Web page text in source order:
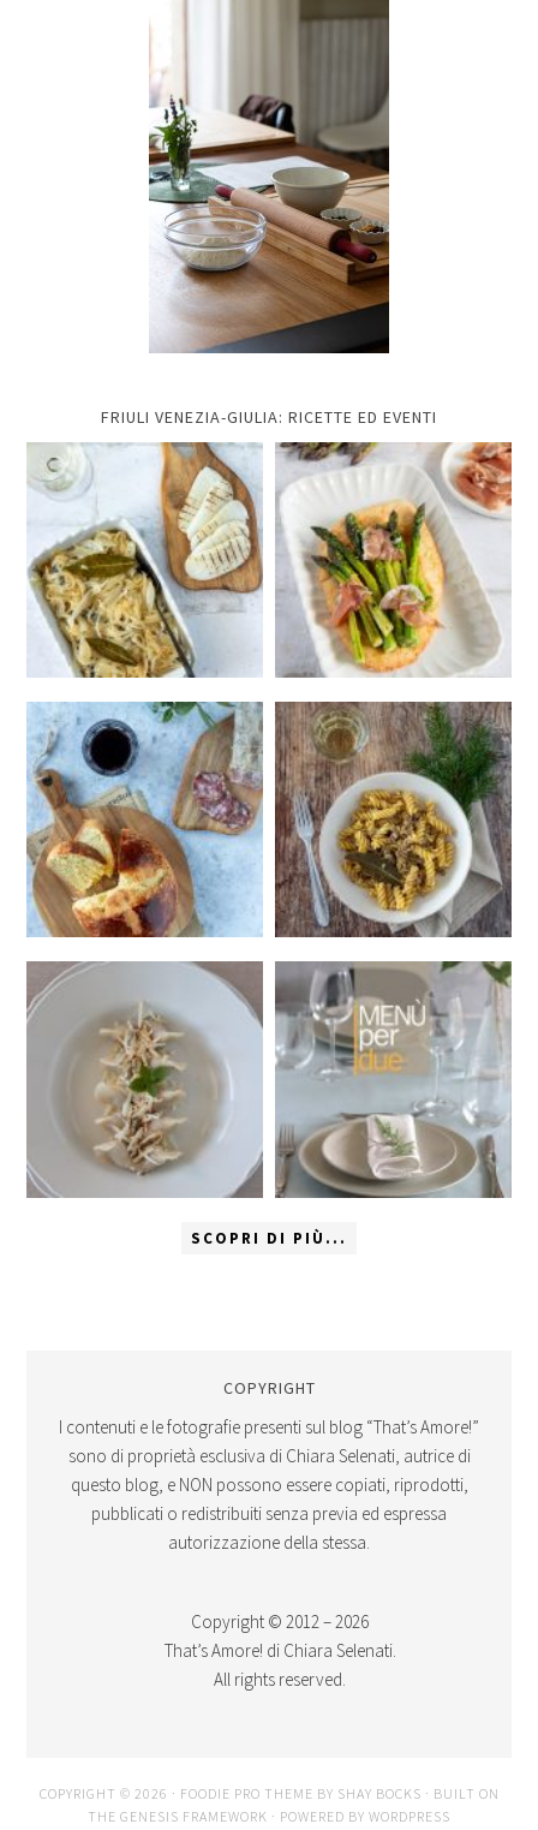
FRIULI VENEZIA-GIULIA: RICETTE ED EVENTI
SCOPRI DI PIÙ...
COPYRIGHT
I contenuti e le fotografie presenti sul blog “That’s Amore!”
sono di proprietà esclusiva di Chiara Selenati, autrice di
questo blog, e NON possono essere copiati, riprodotti,
pubblicati o redistribuiti senza previa ed espressa
autorizzazione della stessa.
Copyright © 2012 – 2026
That’s Amore! di Chiara Selenati.
All rights reserved.
COPYRIGHT © 2026 · FOODIE PRO THEME BY SHAY BOCKS · BUILT ON
THE GENESIS FRAMEWORK · POWERED BY WORDPRESS